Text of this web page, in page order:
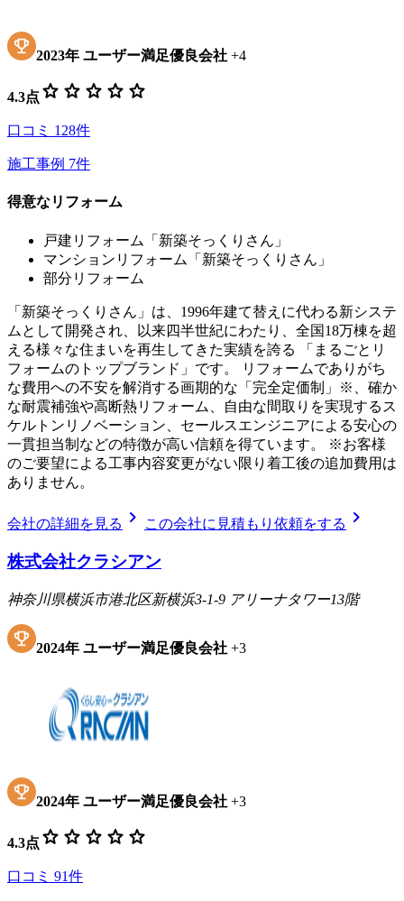
2023年 ユーザー満足優良会社 +4
4.3点 star star star star star
口コミ 128件
施工事例 7件
得意なリフォーム
戸建リフォーム「新築そっくりさん」
マンションリフォーム「新築そっくりさん」
部分リフォーム
「新築そっくりさん」は、1996年建て替えに代わる新システ
ムとして開発され、以来四半世紀にわたり、全国18万棟を超
える様々な住まいを再生してきた実績を誇る 「まるごとリ
フォームのトップブランド」です。 リフォームでありがち
な費用への不安を解消する画期的な「完全定価制」※、確か
な耐震補強や高断熱リフォーム、自由な間取りを実現するス
ケルトンリノベーション、セールスエンジニアによる安心の
一貫担当制などの特徴が高い信頼を得ています。 ※お客様
のご要望による工事内容変更がない限り着工後の追加費用は
ありません。
会社の詳細を見る chevron_right この会社に見積もり依頼をする chevron_right
株式会社クラシアン
神奈川県横浜市港北区新横浜3-1-9 アリーナタワー13階
2024年 ユーザー満足優良会社 +3
2024年 ユーザー満足優良会社 +3
4.3点 star star star star star
口コミ 91件